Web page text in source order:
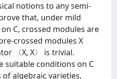
notions to any semi-
that, under mild
C, crossed modules are
crossed modules X
〈X, X〉 is trivial.
suitable conditions on C
algebraic varieties,